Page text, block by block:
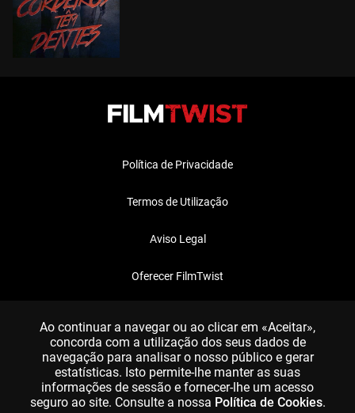
Política de Privacidade
Termos de Utilização
Aviso Legal
Oferecer FilmTwist
Ao continuar a navegar ou ao clicar em «Aceitar»,
concorda com a utilização dos seus dados de
navegação para analisar o nosso público e gerar
estatísticas. Isto permite-lhe manter as suas
informações de sessão e fornecer-lhe um acesso
seguro ao site. Consulte a nossa Política de Cookies.